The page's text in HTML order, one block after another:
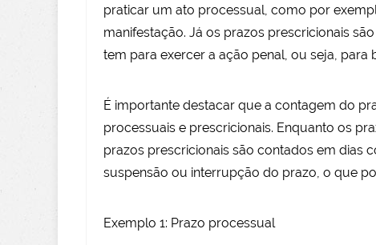
praticar um ato processual, como por
manifestação. Já os prazos prescricionais
tem para exercer a ação penal, ou seja, para
É importante destacar que a contagem do
processuais e prescricionais. Enquanto os
prazos prescricionais são contados em dias
suspensão ou interrupção do prazo, o que
Exemplo 1: Prazo processual